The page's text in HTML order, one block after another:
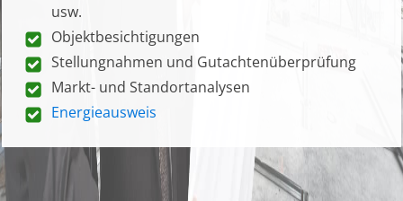
usw.
Objektbesichtigungen
Stellungnahmen und Gutachtenüberprüfung
Markt- und Standortanalysen
Energieausweis